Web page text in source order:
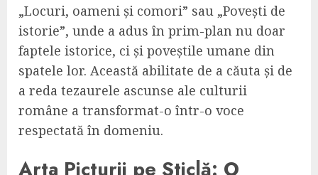
„Locuri, oameni și comori” sau „Povești de
istorie”, unde a adus în prim-plan nu doar
faptele istorice, ci și poveștile umane din
spatele lor. Această abilitate de a căuta și de
a reda tezaurele ascunse ale culturii
române a transformat-o într-o voce
respectată în domeniu.
Arta Picturii pe Sticlă: O